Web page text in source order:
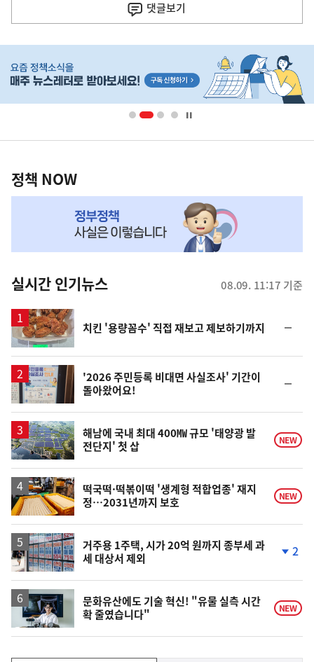
댓글보기
단
영
책
NOW,
뉴
스
정책 NOW
실시간 인기뉴스 08.09. 11:17 기준
치킨 '용량꼼수' 직접 재보고 제보하기까지
일
'2026 주민등록 비대면 사실조사' 기간이
돌아왔어요!
일
해남에 국내 최대 400㎿ 규모 '태양광 발
전단지' 첫 삽
NEW
떡국떡·떡볶이떡 '생계형 적합업종' 재지
정…2031년까지 보호
NEW
거주용 1주택, 시가 20억 원까지 종부세 과
세 대상서 제외
하
락
2
문화유산에도 기술 혁신! "유물 실측 시간
확 줄였습니다"
NEW